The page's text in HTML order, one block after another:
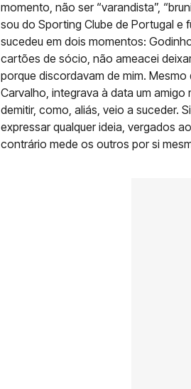
momento, não ser “varandista”,
sou do Sporting Clube de Portugal e
sucedeu em dois momentos:
cartões de sócio, não ameacei
porque discordavam de mim.
Carvalho, integrava à data um
demitir, como, aliás, veio a suceder.
expressar qualquer ideia, vergados
contrário mede os outros por si